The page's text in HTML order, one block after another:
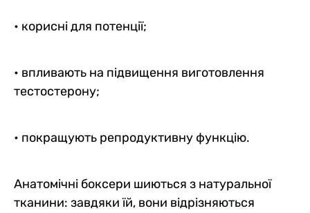
• корисні для потенції;
• впливають на підвищення виготовлення
тестостерону;
• покращують репродуктивну функцію.
Анатомічні боксери шиються з натуральної
тканини: завдяки їй, вони відрізняються